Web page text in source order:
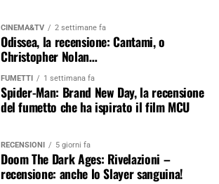
CINEMA&TV 2 settimane fa
Odissea, la recensione: Cantami, o
Christopher Nolan…
FUMETTI 1 settimana fa
Spider-Man: Brand New Day, la recensione
del fumetto che ha ispirato il film MCU
RECENSIONI 5 giorni fa
Doom The Dark Ages: Rivelazioni –
recensione: anche lo Slayer sanguina!